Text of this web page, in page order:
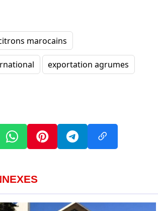
marocains
exportation agrumes